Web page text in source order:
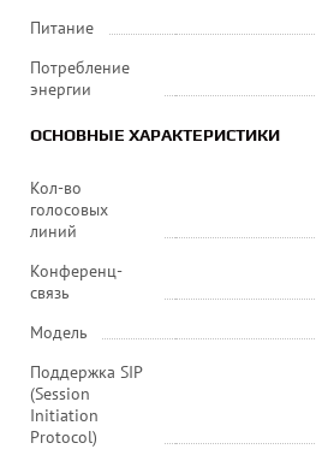
Питание
Потребление
энергии
ОСНОВНЫЕ ХАРАКТЕРИСТИКИ
Кол-во
голосовых
линий
Конференц-
связь
Модель
Поддержка SIP
(Session
Initiation
Protocol)